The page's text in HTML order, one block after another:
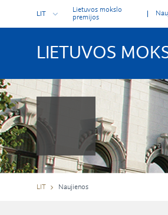
LIETUVOS
LIT
Lietuvos mokslo
premijos
LIT Naujienos